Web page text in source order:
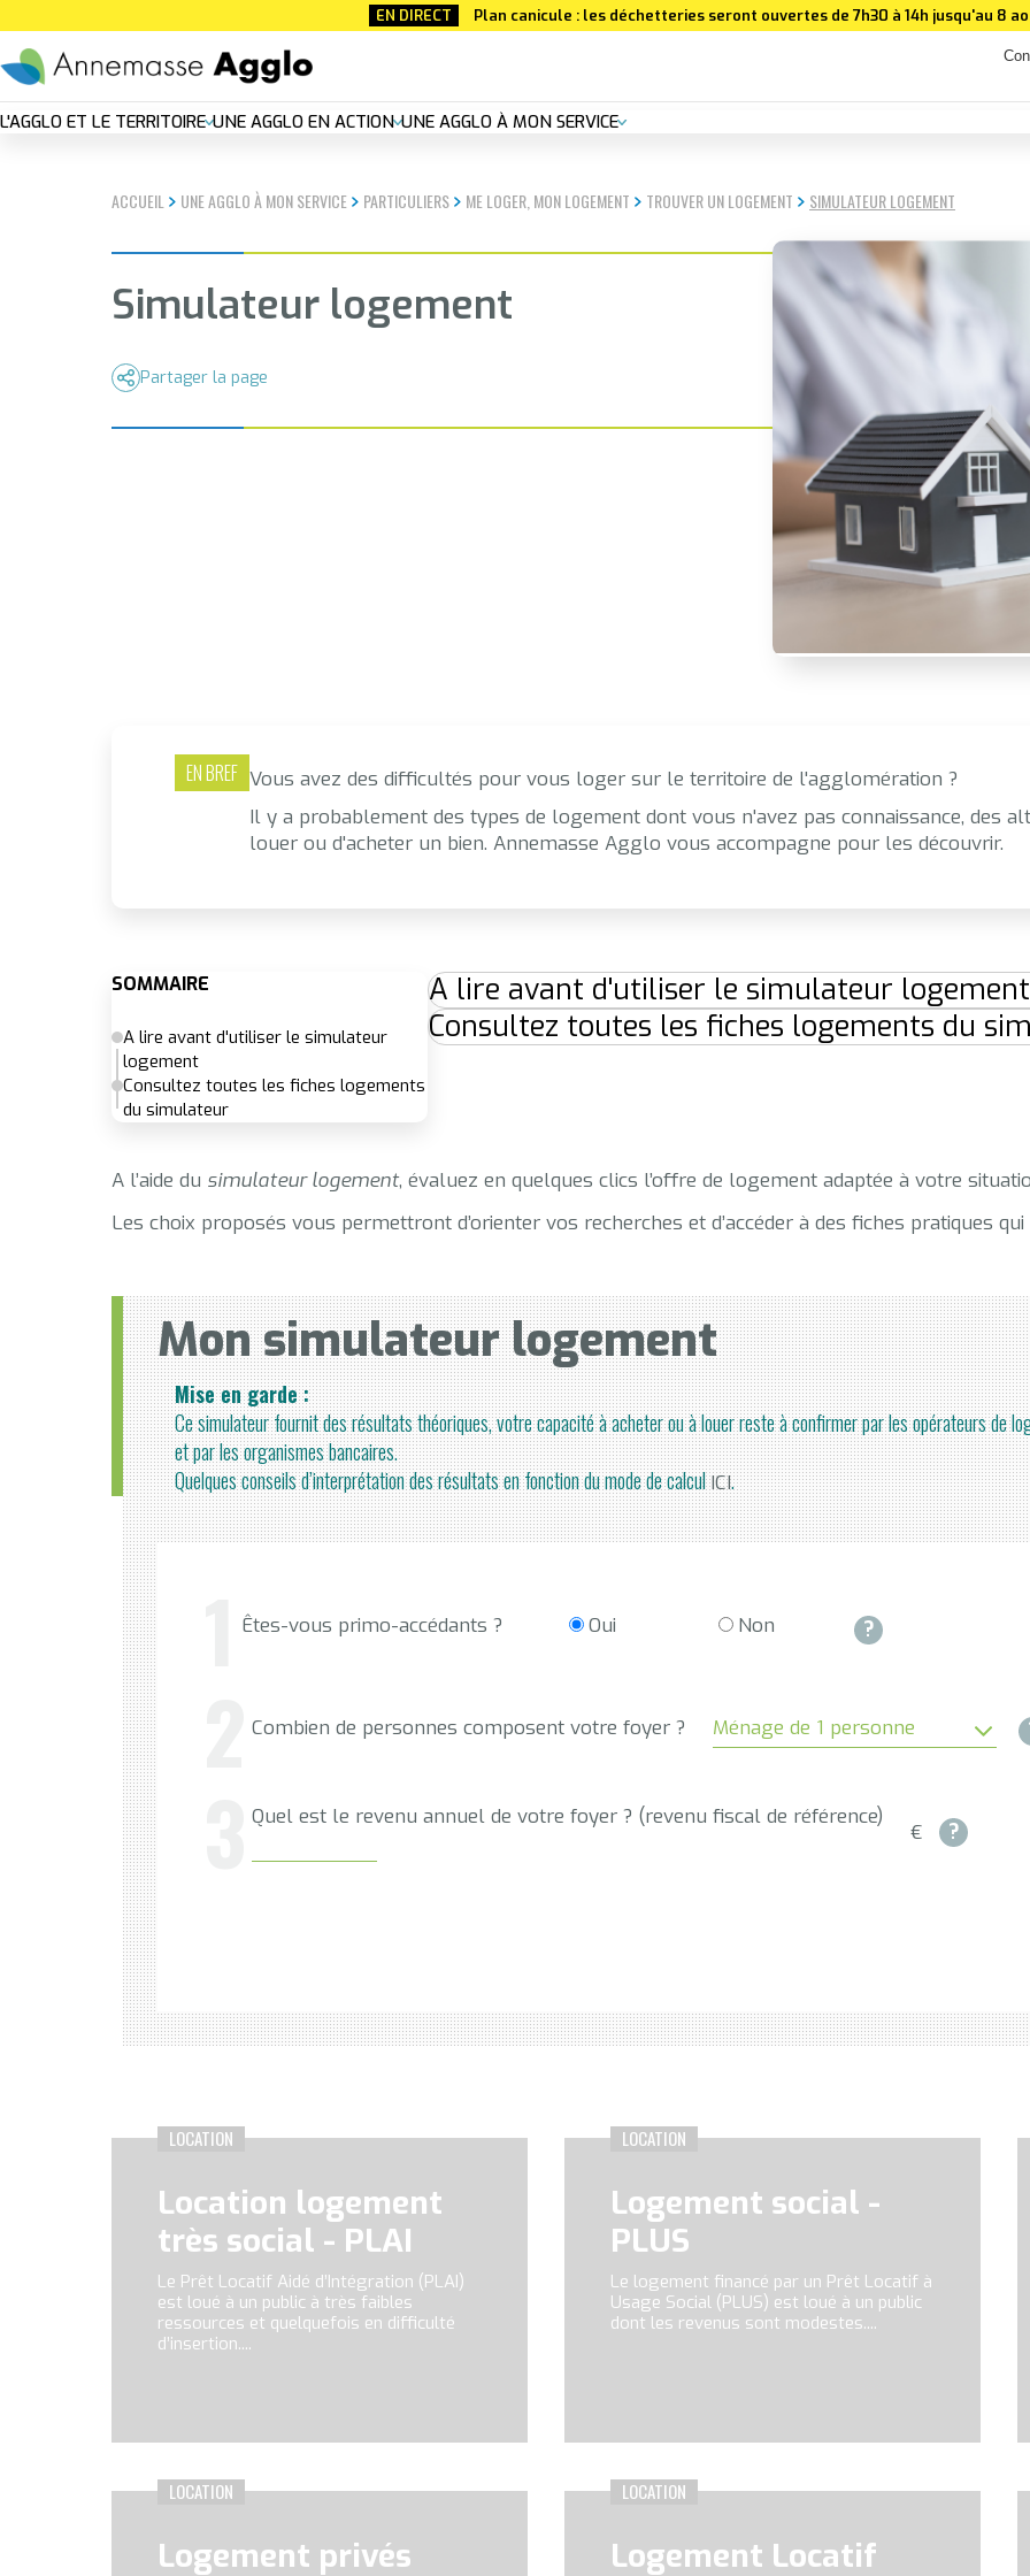
au
contenu
principal
EN DIRECT Plan canicule : les déchetteries seront ouvertes de 7h30 à 14h jusqu'au 8
Nouvelle
navigation
L'AGGLO ET LE TERRITOIRE UNE AGGLO EN ACTION UNE AGGLO À MON SERVICE
ACCUEIL UNE AGGLO À MON SERVICE PARTICULIERS ME LOGER, MON LOGEMENT TROUVER UN LOGEMENT SIMULATEUR LOGEMENT
Simulateur logement
Partager la page
EN BREF Vous avez des difficultés pour vous loger sur le territoire de l'agglomération ?
Il y a probablement des types de logement dont vous n'avez pas connaissance, des
louer ou d'acheter un bien. Annemasse Agglo vous accompagne pour les découvrir.
SOMMAIRE
A lire avant d'utiliser le simulateur
logement
Consultez toutes les fiches logements
du simulateur
A lire avant d'utiliser le simulateur logement
Consultez toutes les fiches logements du
A l’aide du simulateur logement, évaluez en quelques clics l’offre de logement adaptée à votre
Les choix proposés vous permettront d’orienter vos recherches et d’accéder à des fiches pratiques
Mon simulateur logement
Mise en garde :
Ce simulateur fournit des résultats théoriques, votre capacité à acheter ou à louer reste à confirmer par les opérateurs de
et par les organismes bancaires.
Quelques conseils d’interprétation des résultats en fonction du mode de calculICI.
Êtes-vous primo-accédants ? Oui Non ?
Combien de personnes composent votre foyer ?
Quel est le revenu annuel de votre foyer ? (revenu fiscal de référence)
€ ?
LOCATION
Location logement
très social - PLAI
Le Prêt Locatif Aidé d’Intégration (PLAI)
est loué à un public à très faibles
ressources et quelquefois en difficulté
d’insertion....
Location logement très social - PLAI
LOCATION
Logement social -
PLUS
Le logement financé par un Prêt Locatif à
Usage Social (PLUS) est loué à un public
dont les revenus sont modestes....
Logement social - PLUS
Logement à loyer modéré - PLS
LOCATION
Logement privés
LOCATION
Logement Locatif